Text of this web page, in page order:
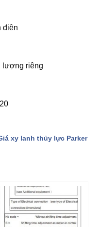
điện
lượng riêng
xy lanh thủy lực Parker